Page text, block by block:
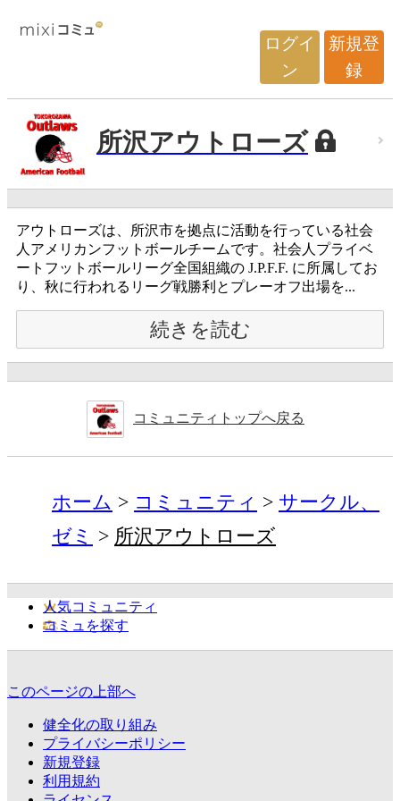
ログイ
ン
新規登
録
所沢アウトローズ
アウトローズは、所沢市を拠点に活動を行っている社会
人アメリカンフットボールチームです。社会人プライベ
ートフットボールリーグ全国組織の J.P.F.F. に所属してお
り、秋に行われるリーグ戦勝利とプレーオフ出場を...
続きを読む
コミュニティトップへ戻る
ホーム コミュニティ
サークル、
ゼミ
所沢アウトローズ
人気コミュニティ
コミュを探す
このページの上部へ
健全化の取り組み
プライバシーポリシー
新規登録
利用規約